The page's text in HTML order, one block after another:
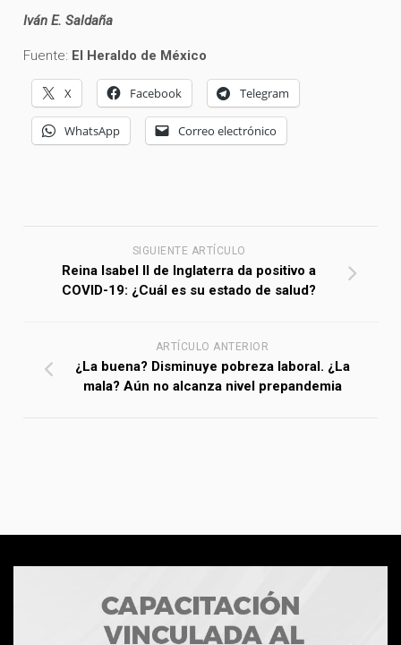
Iván E. Saldaña
Fuente: El Heraldo de México
X Facebook Telegram
WhatsApp Correo electrónico
SIGUIENTE ARTÍCULO
Reina Isabel II de Inglaterra da positivo a
COVID-19: ¿Cuál es su estado de salud?
ARTÍCULO ANTERIOR
¿La buena? Disminuye pobreza laboral. ¿La
mala? Aún no alcanza nivel prepandemia